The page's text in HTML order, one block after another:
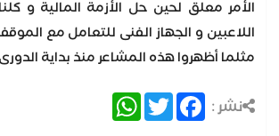
الأمر معلق لحين حل الأزمة المالية و
اللاعبين و الجهاز الفنى للتعامل مع
مثلما أظهروا هذه المشاعر منذ بداية
نشر : Facebook
Twitter
WhatsApp